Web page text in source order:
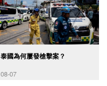
泰國為何屢發槍擊案？
08-07